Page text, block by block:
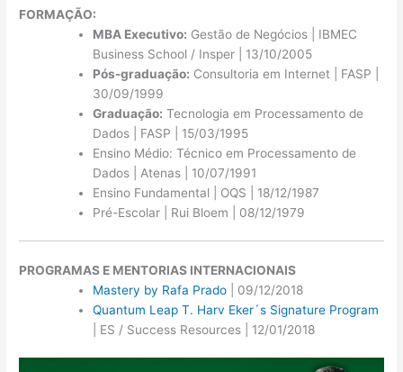
FORMAÇÃO:
MBA Executivo: Gestão de Negócios | IBMEC
Business School / Insper | 13/10/2005
Pós-graduação: Consultoria em Internet | FASP |
30/09/1999
Graduação: Tecnologia em Processamento de
Dados | FASP | 15/03/1995
Ensino Médio: Técnico em Processamento de
Dados | Atenas | 10/07/1991
Ensino Fundamental | OQS | 18/12/1987
Pré-Escolar | Rui Bloem | 08/12/1979
PROGRAMAS E MENTORIAS INTERNACIONAIS
Mastery by Rafa Prado | 09/12/2018
Quantum Leap T. Harv Eker´s Signature Program
| ES / Success Resources | 12/01/2018